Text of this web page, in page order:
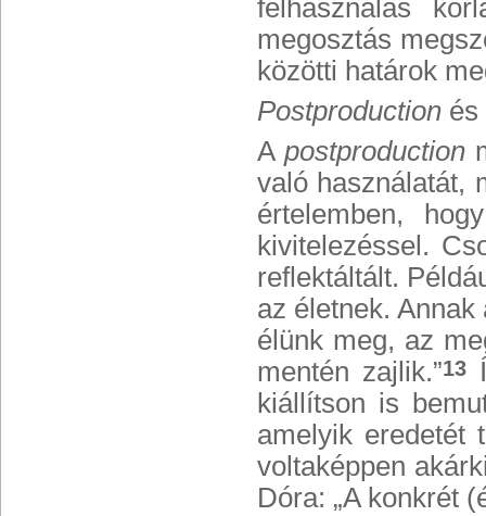
felhasználás
megosztás
közötti határok
Postproduction és
A postproduction
való használatát,
értelemben,
kivitelezéssel.
reflektáltált.
az életnek.
élünk meg, az
mentén zajlik.”13
kiállítson is
amelyik eredetét
voltaképpen
Dóra: „A konkrét